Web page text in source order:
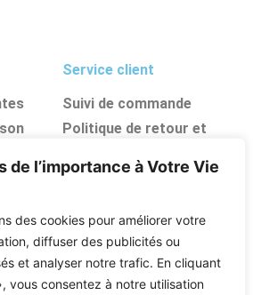
de l’importance à Votre Vie
des cookies pour améliorer votre
diffuser des publicités ou
et analyser notre trafic. En cliquant
vous consentez à notre utilisation
et
Service client
Suivi de commande
Politique de retour et
FAQ